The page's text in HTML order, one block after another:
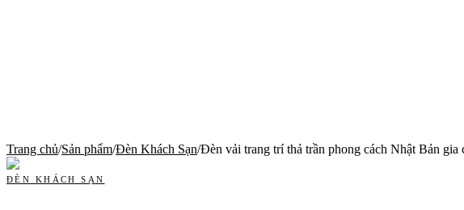
Trang chủ/Sản phẩm/Đèn Khách Sạn/Đèn vải trang trí thả trần phong cách Nhật Bản gia
ĐÈN KHÁCH SẠN